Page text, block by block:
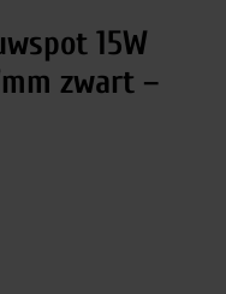
15W
zwart –